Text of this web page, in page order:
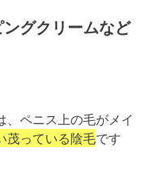
グクリームなど
ペニス上の毛がメイ
茂っている陰毛です